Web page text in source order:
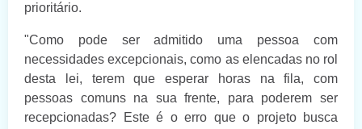
prioritário.
"Como pode ser admitido uma pessoa com
necessidades excepcionais, como as elencadas no rol
desta lei, terem que esperar horas na fila, com
pessoas comuns na sua frente, para poderem ser
recepcionadas? Este é o erro que o projeto busca